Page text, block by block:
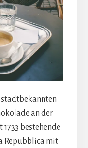
stadtbekannten
an der
bestehende
Repubblica mit